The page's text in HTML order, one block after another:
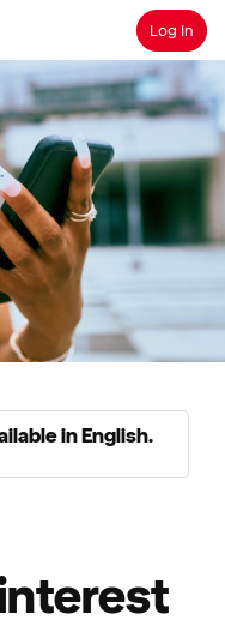
SearchLog In
in English.